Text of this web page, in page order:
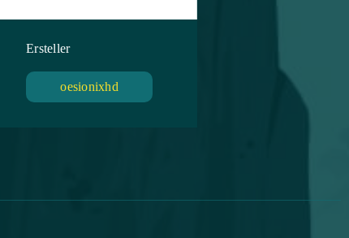
Ersteller
oesionixhd